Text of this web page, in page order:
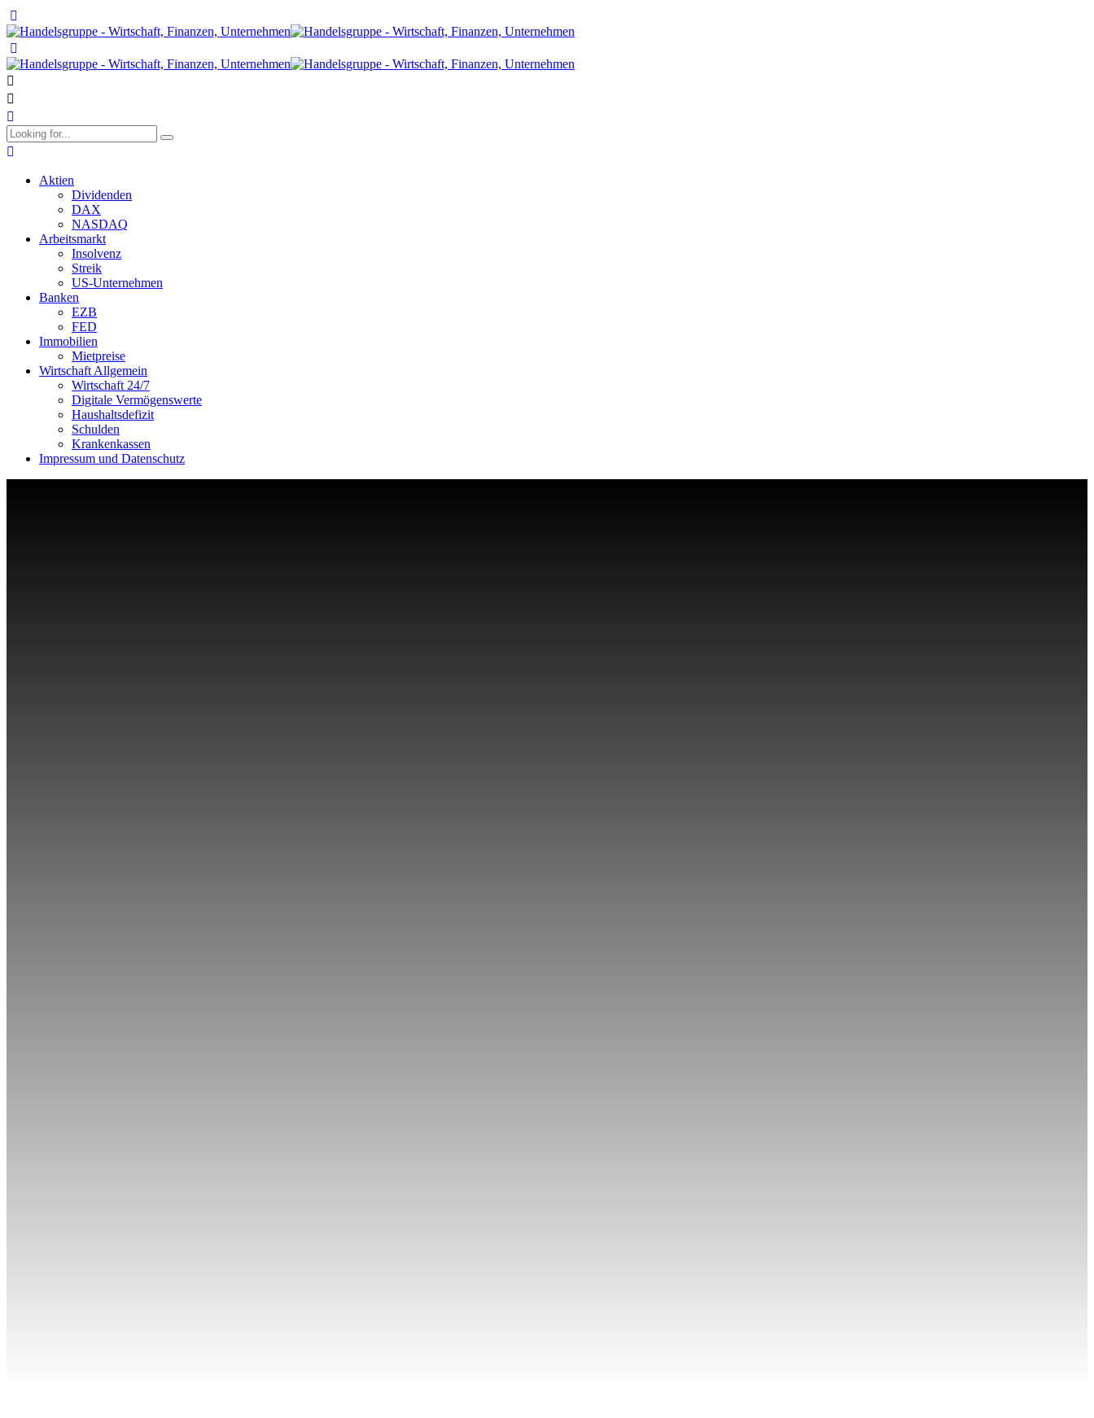
Aktien
Dividenden
DAX
NASDAQ
Arbeitsmarkt
Insolvenz
Streik
US-Unternehmen
Banken
EZB
FED
Immobilien
Mietpreise
Wirtschaft Allgemein
Wirtschaft 24/7
Digitale Vermögenswerte
Haushaltsdefizit
Schulden
Krankenkassen
Impressum und Datenschutz